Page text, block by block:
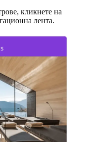
кликнете на
лента.